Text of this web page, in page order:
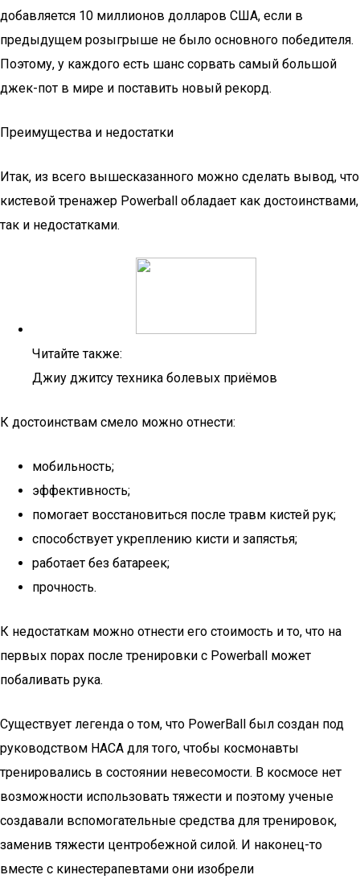
добавляется 10 миллионов долларов США, если в
предыдущем розыгрыше не было основного победителя.
Поэтому, у каждого есть шанс сорвать самый большой
джек-пот в мире и поставить новый рекорд.
Преимущества и недостатки
Итак, из всего вышесказанного можно сделать вывод, что
кистевой тренажер Powerball обладает как достоинствами,
так и недостатками.
Читайте также:
Джиу джитсу техника болевых приёмов
К достоинствам смело можно отнести:
мобильность;
эффективность;
помогает восстановиться после травм кистей рук;
способствует укреплению кисти и запястья;
работает без батареек;
прочность.
К недостаткам можно отнести его стоимость и то, что на
первых порах после тренировки с Powerball может
побаливать рука.
Существует легенда о том, что PowerBall был создан под
руководством НАСА для того, чтобы космонавты
тренировались в состоянии невесомости. В космосе нет
возможности использовать тяжести и поэтому ученые
создавали вспомогательные средства для тренировок,
заменив тяжести центробежной силой. И наконец-то
вместе с кинестерапевтами они изобрели